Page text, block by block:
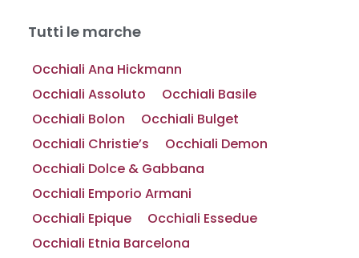
Tutti le marche
Occhiali Ana Hickmann
Occhiali Assoluto
Occhiali Basile
Occhiali Bolon
Occhiali Bulget
Occhiali Christie’s
Occhiali Demon
Occhiali Dolce & Gabbana
Occhiali Emporio Armani
Occhiali Epique
Occhiali Essedue
Occhiali Etnia Barcelona